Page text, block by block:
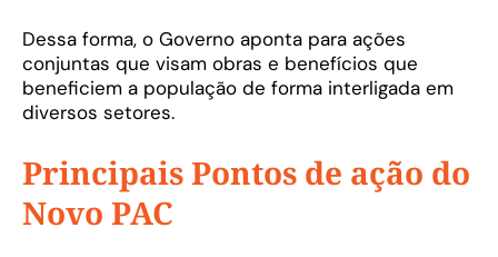
Dessa forma, o Governo aponta para ações
conjuntas que visam obras e benefícios que
beneficiem a população de forma interligada em
diversos setores.
Principais Pontos de ação do
Novo PAC